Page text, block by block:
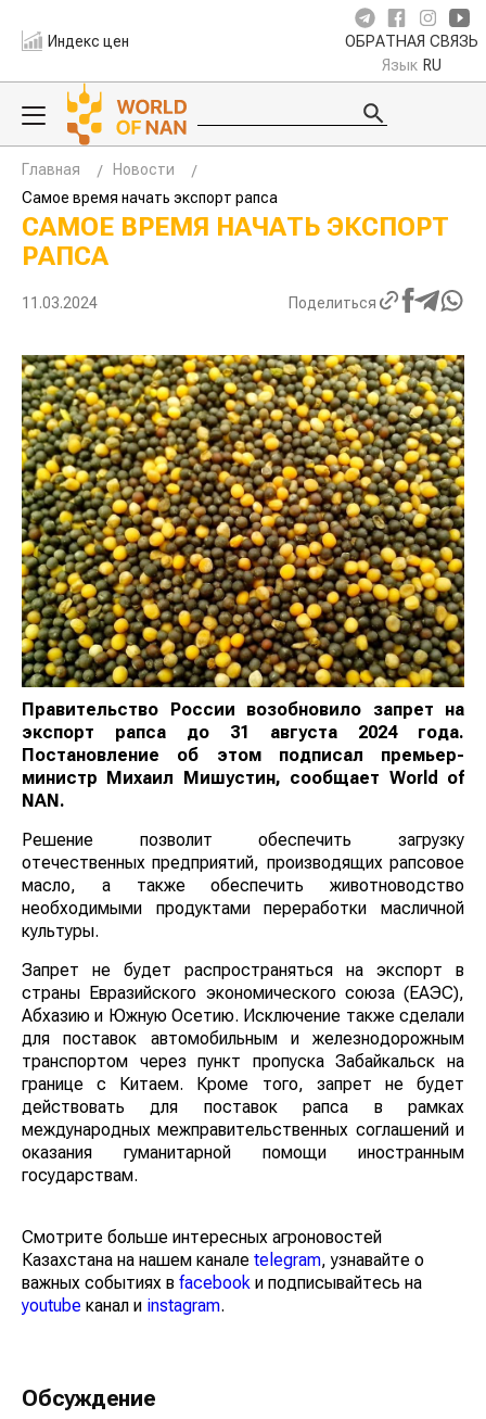
Индекс цен ОБРАТНАЯ СВЯЗЬ
Язык RU
Главная
Новости
Самое время начать экспорт рапса
САМОЕ ВРЕМЯ НАЧАТЬ ЭКСПОРТ
РАПСА
11.03.2024 Поделиться
Правительство России возобновило запрет на
экспорт рапса до 31 августа 2024 года.
Постановление об этом подписал премьер-
министр Михаил Мишустин, сообщает World
of
NAN.
Решение позволит обеспечить загрузку
отечественных предприятий, производящих рапсовое
масло, а также обеспечить животноводство
необходимыми продуктами переработки масличной
культуры.
Запрет не будет распространяться на экспорт в
страны Евразийского экономического союза (ЕАЭС),
Абхазию и Южную Осетию. Исключение также сделали
для поставок автомобильным и железнодорожным
транспортом через пункт пропуска Забайкальск на
границе с Китаем. Кроме того, запрет не будет
действовать для поставок рапса в рамках
международных межправительственных соглашений и
оказания гуманитарной помощи иностранным
государствам.
Смотрите больше интересных агроновостей
Казахстана на нашем канале telegram, узнавайте о
важных событиях в facebook и подписывайтесь на
youtube канал и instagram.
Обсуждение